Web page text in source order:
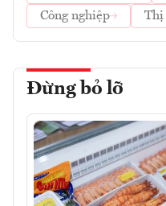
Công nghiệp
Thị
Đừng bỏ lỡ